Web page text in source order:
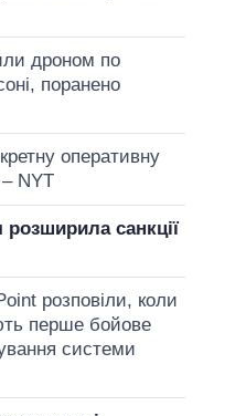
дроном по
поранено
оперативну
NYT
санкції
розповіли, коли
перше бойове
системи